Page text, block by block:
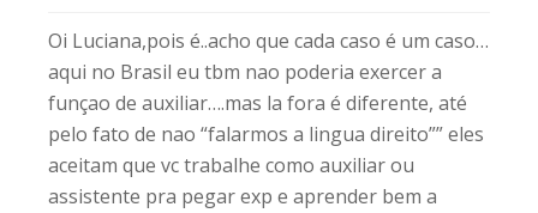
Oi Luciana,pois é..acho que cada caso é um caso…
aqui no Brasil eu tbm nao poderia exercer a
funçao de auxiliar….mas la fora é diferente, até
pelo fato de nao “falarmos a lingua direito”” eles
aceitam que vc trabalhe como auxiliar ou
assistente pra pegar exp e aprender bem a